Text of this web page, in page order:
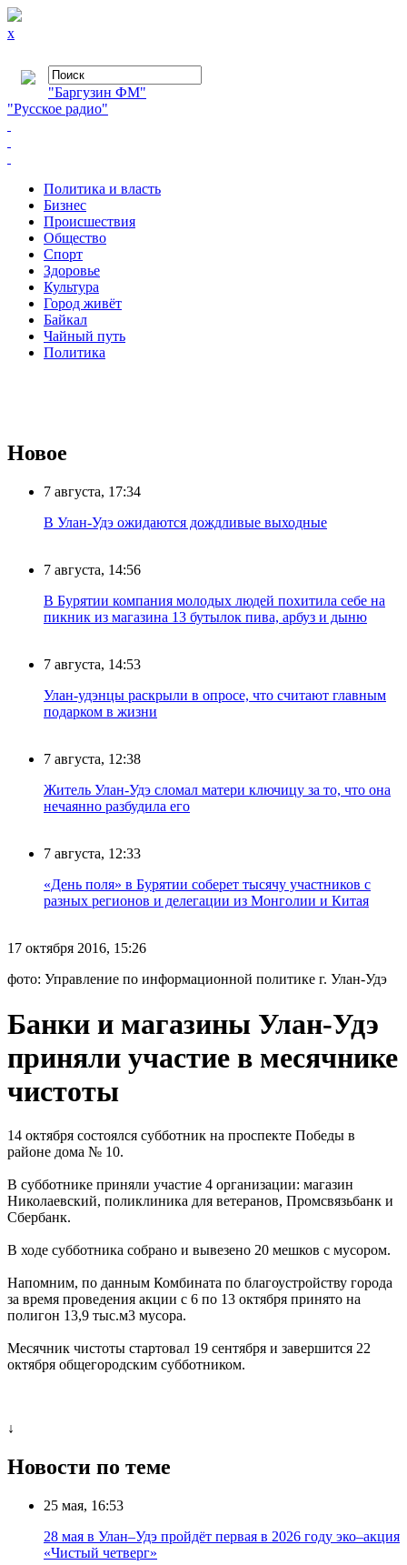
x
"Баргузин ФМ"
"Русское радио"
Политика и власть
Бизнес
Происшествия
Общество
Cпорт
Здоровье
Культура
Город живёт
Байкал
Чайный путь
Политика
Новое
7 августа, 17:34
В Улан-Удэ ожидаются дождливые выходные
7 августа, 14:56
В Бурятии компания молодых людей похитила себе на
пикник из магазина 13 бутылок пива, арбуз и дыню
7 августа, 14:53
Улан-удэнцы раскрыли в опросе, что считают главным
подарком в жизни
7 августа, 12:38
Житель Улан-Удэ сломал матери ключицу за то, что она
нечаянно разбудила его
7 августа, 12:33
«День поля» в Бурятии соберет тысячу участников с
разных регионов и делегации из Монголии и Китая
17 октября 2016, 15:26
фото: Управление по информационной политике г. Улан-Удэ
Банки и магазины Улан-Удэ
приняли участие в месячнике
чистоты
14 октября состоялся субботник на проспекте Победы в
районе дома № 10.
В субботнике приняли участие 4 организации: магазин
Николаевский, поликлиника для ветеранов, Промсвязьбанк и
Сбербанк.
В ходе субботника собрано и вывезено 20 мешков с мусором.
Напомним, по данным Комбината по благоустройству города
за время проведения акции с 6 по 13 октября принято на
полигон 13,9 тыс.м3 мусора.
Месячник чистоты стартовал 19 сентября и завершится 22
октября общегородским субботником.
↓
Новости по теме
25 мая, 16:53
28 мая в Улан–Удэ пройдёт первая в 2026 году эко–акция
«Чистый четверг»